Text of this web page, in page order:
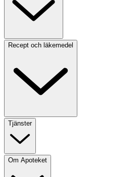
Recept och läkemedel
Tjänster
Om Apoteket